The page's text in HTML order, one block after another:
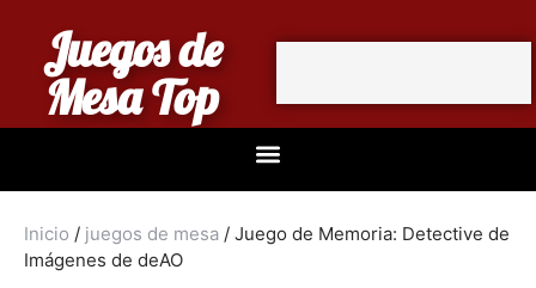
Juegos de
Mesa Top
Inicio / juegos de mesa / Juego de Memoria: Detective de
Imágenes de deAO